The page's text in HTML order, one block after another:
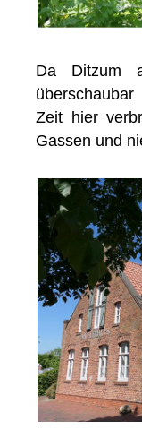
Da Ditzum
Zeit hier
Gassen und